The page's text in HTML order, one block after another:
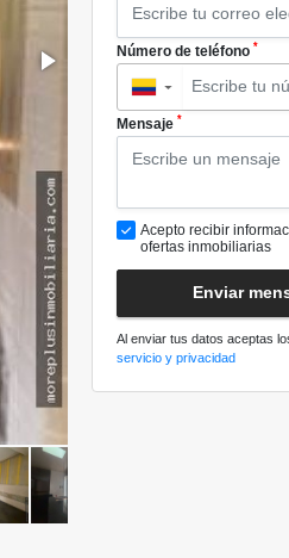
Número de teléfono *
▼
Mensaje *
Acepto recibir
ofertas inmobiliarias
Enviar
Al enviar tus datos aceptas
servicio y privacidad